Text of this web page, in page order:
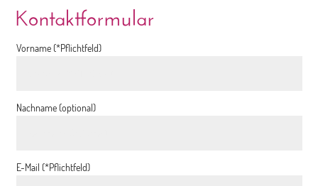
Kontaktformular
Vorname (*Pflichtfeld)
Nachname (optional)
E-Mail (*Pflichtfeld)